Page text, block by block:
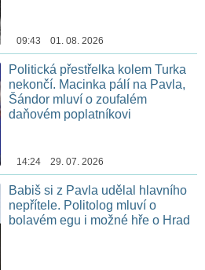
09:43 01. 08. 2026
Politická přestřelka kolem Turka
nekončí. Macinka pálí na Pavla,
Šándor mluví o zoufalém
daňovém poplatníkovi
14:24 29. 07. 2026
Babiš si z Pavla udělal hlavního
nepřítele. Politolog mluví o
bolavém egu i možné hře o Hrad